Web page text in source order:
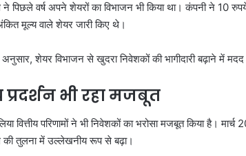
पिछले वर्ष अपने शेयरों का विभाजन भी किया था। कंपनी ने 10
मूल्य वाले शेयर जारी किए थे।
शेयर विभाजन से खुदरा निवेशकों की भागीदारी बढ़ाने में
प्रदर्शन भी रहा मजबूत
वित्तीय परिणामों ने भी निवेशकों का भरोसा मजबूत किया है।
की तुलना में उल्लेखनीय रूप से बढ़ा।